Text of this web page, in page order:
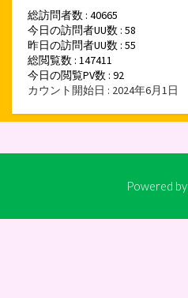
総訪問者数 : 40665
今日の訪問者UU数 : 58
昨日の訪問者UU数 : 55
総閲覧数 : 147411
今日の閲覧PV数 : 92
カウント開始日 : 2024年6月1日
Powered by